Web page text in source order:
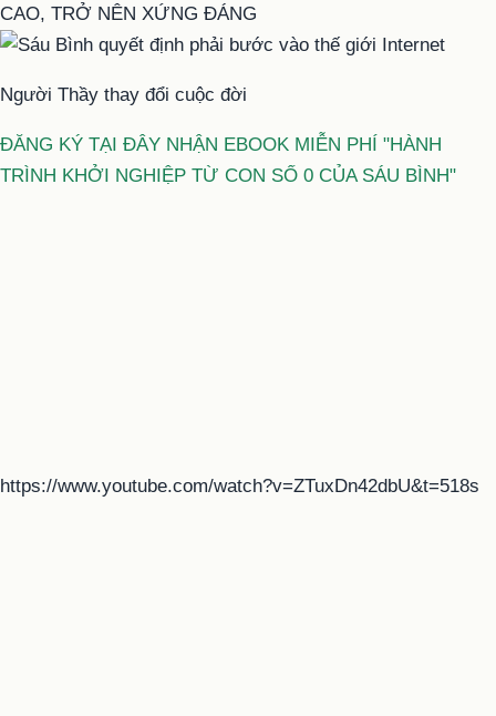
CAO, TRỞ NÊN XỨNG ĐÁNG
Người Thầy thay đổi cuộc đời
ĐĂNG KÝ TẠI ĐÂY NHẬN EBOOK MIỄN PHÍ "HÀNH
TRÌNH KHỞI NGHIỆP TỪ CON SỐ 0 CỦA SÁU BÌNH"
https://www.youtube.com/watch?v=ZTuxDn42dbU&t=518s